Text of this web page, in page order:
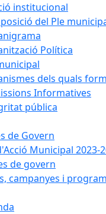
institucional
del Ple
Política
dels quals
Informatives
pública
de Govern
Municipal 2023-
de govern
campanyes i